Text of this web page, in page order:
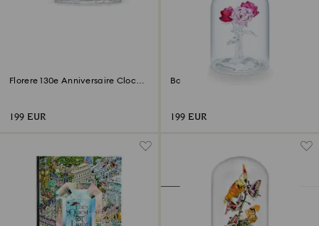
Florere 130e Anniversaire Cloche
199 EUR
Bouquet de Roses
199 EUR